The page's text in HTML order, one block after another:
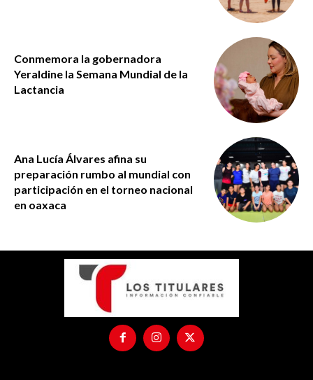
Conmemora la gobernadora
Yeraldine la Semana Mundial de la
Lactancia
Ana Lucía Álvares afina su
preparación rumbo al mundial con
participación en el torneo nacional
en oaxaca